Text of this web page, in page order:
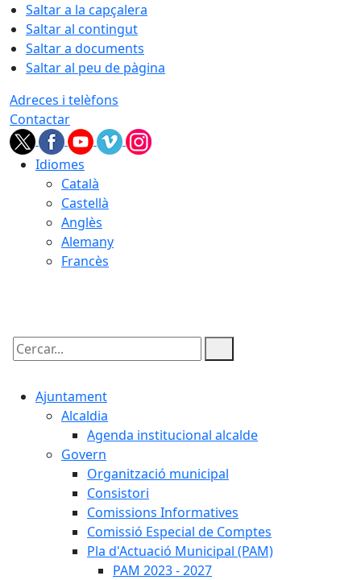
Saltar a la capçalera
Saltar al contingut
Saltar a documents
Saltar al peu de pàgina
Adreces i telèfons
Contactar
Idiomes
Català
Castellà
Anglès
Alemany
Francès
Cercar:
Ajuntament
Alcaldia
Agenda institucional alcalde
Govern
Organització municipal
Consistori
Comissions Informatives
Comissió Especial de Comptes
Pla d'Actuació Municipal (PAM)
PAM 2023 - 2027